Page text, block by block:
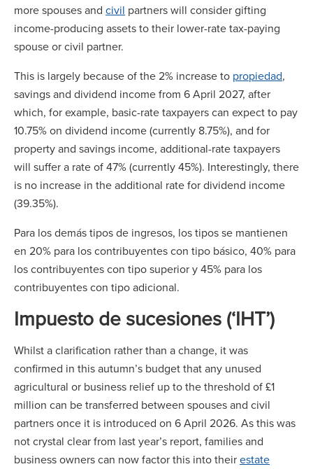
more spouses and civil partners will consider gifting
income-producing assets to their lower-rate tax-paying
spouse or civil partner.
This is largely because of the 2% increase to propiedad,
savings and dividend income from 6 April 2027, after
which, for example, basic-rate taxpayers can expect to pay
10.75% on dividend income (currently 8.75%), and for
property and savings income, additional-rate taxpayers
will suffer a rate of 47% (currently 45%). Interestingly, there
is no increase in the additional rate for dividend income
(39.35%).
Para los demás tipos de ingresos, los tipos se mantienen
en 20% para los contribuyentes con tipo básico, 40% para
los contribuyentes con tipo superior y 45% para los
contribuyentes con tipo adicional.
Impuesto de sucesiones (‘IHT’)
Whilst a clarification rather than a change, it was
confirmed in this autumn’s budget that any unused
agricultural or business relief up to the threshold of £1
million can be transferred between spouses and civil
partners once it is introduced on 6 April 2026. As this was
not crystal clear from last year’s report, families and
business owners can now factor this into theirestate